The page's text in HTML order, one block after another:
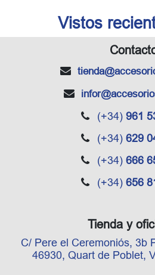
Vistos
Tienda y
C/ Pere el Ceremoniós, 3b
46930, Quart de Poblet,
tienda
infor
(+34) 961
(+34) 629
(+34) 666
(+34) 656